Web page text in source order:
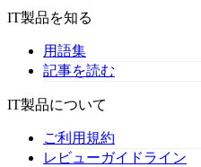
IT製品を知る
用語集
記事を読む
IT製品について
ご利用規約
レビューガイドライン